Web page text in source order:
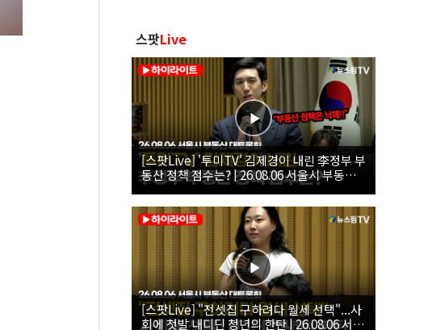
스팟Live
[스팟Live] '투미TV' 김제경이 내린 李정부 부
동산 정책 점수는? | 26.08.06 서울시 부동산
대토론회
[스팟Live] "전셋집 구하려다 월세 선택"...사
회에 첫발 내디딘 청년의 한탄 | 26.08.06 서울